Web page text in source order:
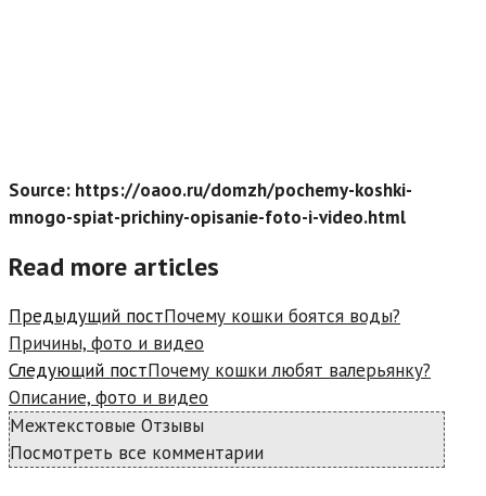
Source: https://oaoo.ru/domzh/pochemy-koshki-
mnogo-spiat-prichiny-opisanie-foto-i-video.html
Read more articles
Предыдущий постПочему кошки боятся воды?
Причины, фото и видео
Следующий постПочему кошки любят валерьянку?
Описание, фото и видео
Межтекстовые Отзывы
Посмотреть все комментарии